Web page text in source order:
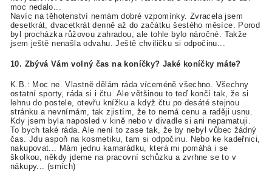
moc nedalo...
Navíc na těhotenství nemám dobré vzpomínky. Zvracela jsem
desetkrát, dvacetkrát denně až do začátku šestého měsíce. Porod
byl procházka růžovou zahradou, ale tohle bylo náročné. Takže
jsem ještě nenašla odvahu. Ještě chviličku si odpočinu...
10. Zbývá Vám volný čas na koníčky? Jaké koníčky máte?
K.B.: Moc ne. Vlastně dělám ráda víceméně všechno. Všechny
ostatní sporty, ráda si i čtu. Ale většinou to teď končí tak, že si
lehnu do postele, otevřu knížku a když čtu po desáté stejnou
stránku a nevnímám, tak zjistím, že to nemá cenu a raději usnu.
Kdy jsem byla naposled v kině nebo v divadle si ani nepamatuji.
To bych také ráda. Ale není to zase tak, že by nebyl vůbec žádný
čas. Jdu aspoň na kosmetiku, tam si odpočinu. Nebo ke kadeřnici,
nakupovat... Mám jednu kamarádku, která mi pomáhá i se
školkou, někdy jdeme na pracovní schůzku a zvrhne se to v
nákupy... (smích)